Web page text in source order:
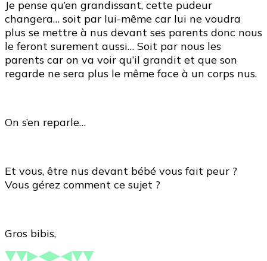
Je pense qu’en grandissant, cette pudeur
changera… soit par lui-même car lui ne voudra
plus se mettre à nus devant ses parents donc nous
le feront surement aussi… Soit par nous les
parents car on va voir qu’il grandit et que son
regarde ne sera plus le même face à un corps nus.
On s’en reparle…
Et vous, être nus devant bébé vous fait peur ?
Vous gérez comment ce sujet ?
Gros bibis,